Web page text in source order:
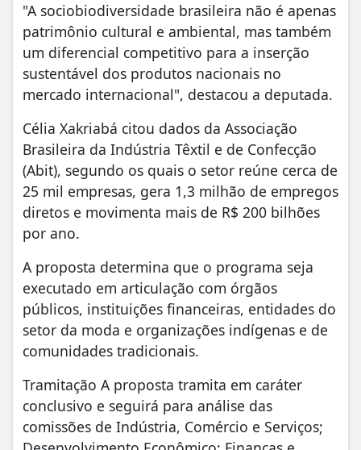
"A sociobiodiversidade brasileira não é apenas
patrimônio cultural e ambiental, mas também
um diferencial competitivo para a inserção
sustentável dos produtos nacionais no
mercado internacional", destacou a deputada.
Célia Xakriabá citou dados da Associação
Brasileira da Indústria Têxtil e de Confecção
(Abit), segundo os quais o setor reúne cerca de
25 mil empresas, gera 1,3 milhão de empregos
diretos e movimenta mais de R$ 200 bilhões
por ano.
A proposta determina que o programa seja
executado em articulação com órgãos
públicos, instituições financeiras, entidades do
setor da moda e organizações indígenas e de
comunidades tradicionais.
Tramitação A proposta tramita em caráter
conclusivo e seguirá para análise das
comissões de Indústria, Comércio e Serviços;